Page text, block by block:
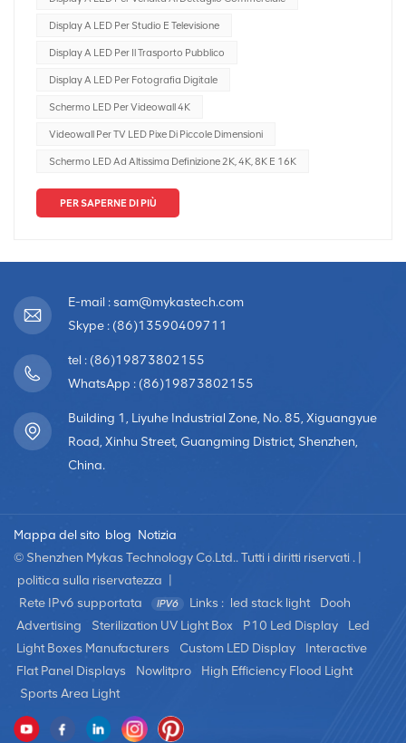
solito vengono utilizzati display a passo piccolocircuiti
integrati driver ad alte prestazioni. Sono ad alta
luminosità, senza soluzione di continuità, leggeri e flessibili
e occupano poco spazio di installazione.Possono essere
LED a passo ridotto vengono utilizzati principalmente in
aree commerciali, come sale conferenze aziendali, uffici
del presidente,videoconferenze online e esigenze di
luminosa, sottile, trasparente e trasparenteimmagini
brillanti. Viene utilizzato principalmente in facciate
sceniche,grandi centri commerciali e altri
campi. Schermo LED a noleggioLo schermo LED a
installato ripetutamente.Il corpo dello schermo è leggero
e sottile, risparmiando spazio. Può essere messo insieme
in qualsiasi direzione e dimensione per presentare
adatto a vari parchi a tema, bar, auditorium, grandi teatri,
feste,costruzione di facciate continue, ecc. Schermo LED
creativo dalla forma specialeGli schermi LED creativi a
forma speciale sono moduli realizzati in varie forme
personalizzate e poi assemblati in diverse formeforme. I
display creativi a LED dalla forma speciale hanno forme
uniche, un forte potere di rendering e un forte senso del
design artistico,che può produrre un impatto visivo
scioccante e una bellezza artistica. I display creativi a
LED sferici, display LED del cubo di Rubik, schermi a onde
Display A LED Per Studio E Televisione
Display A LED Per Il Trasporto Pubblico
Display A LED Per Fotografia Digitale
Schermo LED Per Videowall 4K
Videowall Per TV LED Pixe Di Piccole Dimensioni
Schermo LED Ad Altissima Definizione 2K, 4K, 8K E 16K
PER SAPERNE DI PIÙ
E-mail : sam@mykastech.com
Skype : (86)13590409711
tel : (86)19873802155
WhatsApp : (86)19873802155
Building 1, Liyuhe Industrial Zone, No. 85, Xiguangyue
Road, Xinhu Street, Guangming District, Shenzhen,
China.
Mappa del sito blog Notizia
© Shenzhen Mykas Technology Co.Ltd.. Tutti i diritti riservati . |
politica sulla riservatezza
Rete IPv6 supportata
Links : led stack light
Dooh
Advertising
Sterilization UV Light Box P10 Led Display
Led
Light Boxes Manufacturers
Custom LED Display
Interactive
Flat Panel Displays
Nowlitpro
High Efficiency Flood Light
Sports Area Light